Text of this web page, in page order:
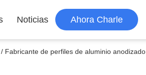
Noticias Ahora Charle
Fabricante de perfiles de aluminio anodizado